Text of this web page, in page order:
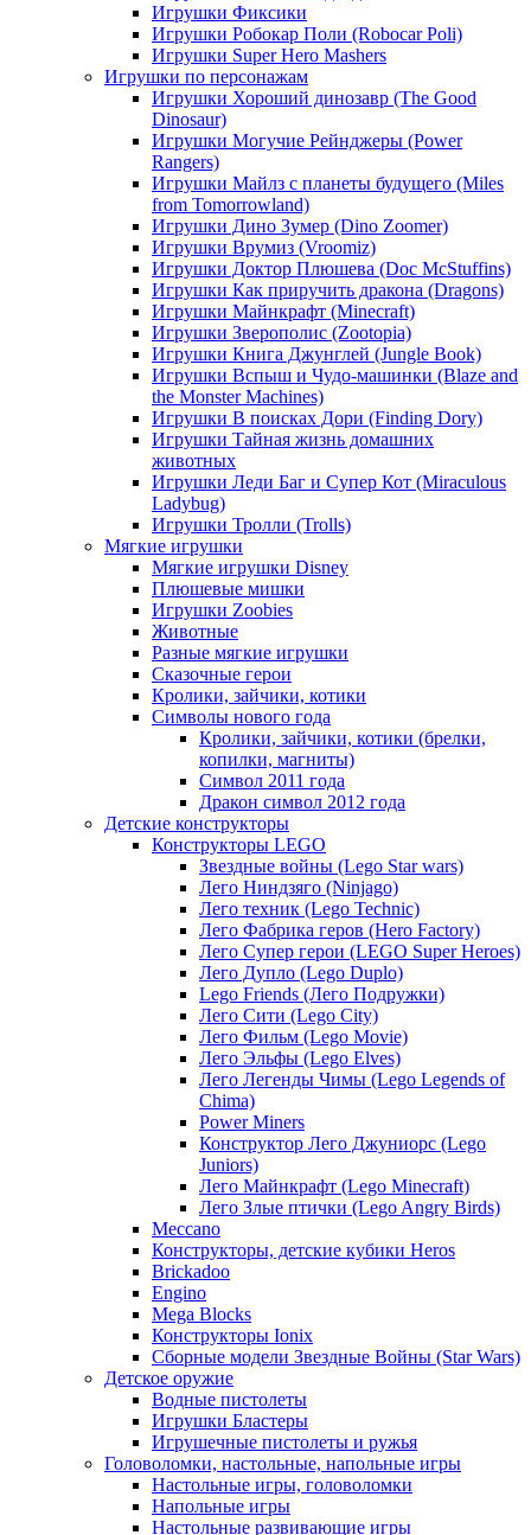
Игрушки Фиксики
Игрушки Робокар Поли (Robocar Poli)
Игрушки Super Hero Mashers
Игрушки по персонажам
Игрушки Хороший динозавр (The Good
Dinosaur)
Игрушки Могучие Рейнджеры (Power
Rangers)
Игрушки Майлз с планеты будущего (Miles
from Tomorrowland)
Игрушки Дино Зумер (Dino Zoomer)
Игрушки Врумиз (Vroomiz)
Игрушки Доктор Плюшева (Doc McStuffins)
Игрушки Как приручить дракона (Dragons)
Игрушки Майнкрафт (Minecraft)
Игрушки Зверополис (Zootopia)
Игрушки Книга Джунглей (Jungle Book)
Игрушки Вспыш и Чудо-машинки (Blaze and
the Monster Machines)
Игрушки В поисках Дори (Finding Dory)
Игрушки Тайная жизнь домашних
животных
Игрушки Леди Баг и Супер Кот (Miraculous
Ladybug)
Игрушки Тролли (Trolls)
Мягкие игрушки
Мягкие игрушки Disney
Плюшевые мишки
Игрушки Zoobies
Животные
Разные мягкие игрушки
Сказочные герои
Кролики, зайчики, котики
Символы нового года
Кролики, зайчики, котики (брелки,
копилки, магниты)
Cимвол 2011 года
Дракон символ 2012 года
Детские конструкторы
Конструкторы LEGO
Звездные войны (Lego Star wars)
Лего Ниндзяго (Ninjago)
Лего техник (Lego Technic)
Лего Фабрика геров (Hero Factory)
Лего Супер герои (LEGO Super Heroes)
Лего Дупло (Lego Duplo)
Lego Friends (Лего Подружки)
Лего Сити (Lego City)
Лего Фильм (Lego Movie)
Лего Эльфы (Lego Elves)
Лего Легенды Чимы (Lego Legends of
Chima)
Power Miners
Конструктор Лего Джуниорс (Lego
Juniors)
Лего Майнкрафт (Lego Minecraft)
Лего Злые птички (Lego Angry Birds)
Meccano
Конструкторы, детские кубики Heros
Brickadoo
Engino
Mega Blocks
Конструкторы Ionix
Сборные модели Звездные Войны (Star Wars)
Детское оружие
Водные пистолеты
Игрушки Бластеры
Игрушечные пистолеты и ружья
Головоломки, настольные, напольные игры
Настольные игры, головоломки
Напольные игры
Настольные развивающие игры